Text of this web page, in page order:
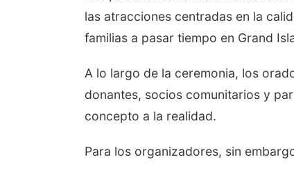
las atracciones centradas en la
familias a pasar tiempo en Grand
A lo largo de la ceremonia, los
donantes, socios comunitarios y
concepto a la realidad.
Para los organizadores, sin